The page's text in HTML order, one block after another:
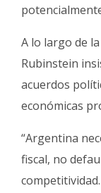
A lo largo de
Rubinstein
acuerdos
económicas
“Argentina
fiscal, no